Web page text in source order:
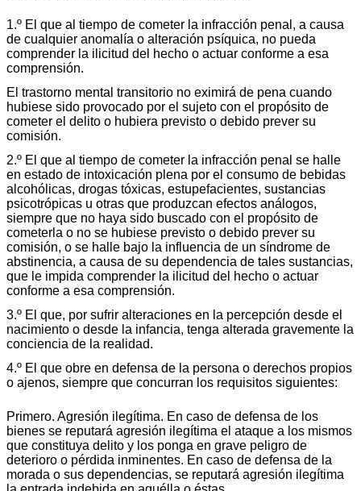
1.º El que al tiempo de cometer la infracción penal, a causa
de cualquier anomalía o alteración psíquica, no pueda
comprender la ilicitud del hecho o actuar conforme a esa
comprensión.
El trastorno mental transitorio no eximirá de pena cuando
hubiese sido provocado por el sujeto con el propósito de
cometer el delito o hubiera previsto o debido prever su
comisión.
2.º El que al tiempo de cometer la infracción penal se halle
en estado de intoxicación plena por el consumo de bebidas
alcohólicas, drogas tóxicas, estupefacientes, sustancias
psicotrópicas u otras que produzcan efectos análogos,
siempre que no haya sido buscado con el propósito de
cometerla o no se hubiese previsto o debido prever su
comisión, o se halle bajo la influencia de un síndrome de
abstinencia, a causa de su dependencia de tales sustancias,
que le impida comprender la ilicitud del hecho o actuar
conforme a esa comprensión.
3.º El que, por sufrir alteraciones en la percepción desde el
nacimiento o desde la infancia, tenga alterada gravemente la
conciencia de la realidad.
4.º El que obre en defensa de la persona o derechos propios
o ajenos, siempre que concurran los requisitos siguientes:
Primero. Agresión ilegítima. En caso de defensa de los
bienes se reputará agresión ilegítima el ataque a los mismos
que constituya delito y los ponga en grave peligro de
deterioro o pérdida inminentes. En caso de defensa de la
morada o sus dependencias, se reputará agresión ilegítima